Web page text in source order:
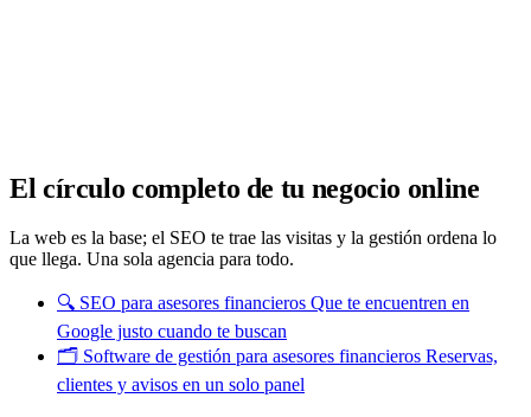
El círculo completo de tu negocio online
La web es la base; el SEO te trae las visitas y la gestión ordena lo
que llega. Una sola agencia para todo.
🔍 SEO para asesores financieros Que te encuentren en
Google justo cuando te buscan
🗂️ Software de gestión para asesores financieros Reservas,
clientes y avisos en un solo panel